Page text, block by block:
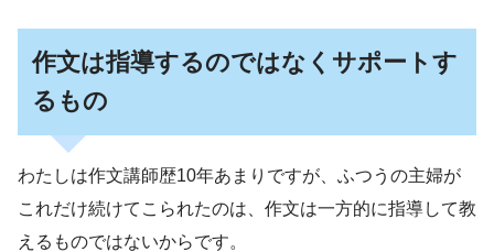
作文は指導するのではなくサポートす
るもの
わたしは作文講師歴10年あまりですが、ふつうの主婦が
これだけ続けてこられたのは、作文は一方的に指導して教
えるものではないからです。